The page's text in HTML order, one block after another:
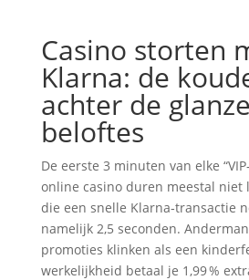
Casino storten
Klarna: de
achter de
beloftes
De eerste 3 minuten van elke
online casino duren meestal niet
die een snelle Klarna‑transactie
namelijk 2,5 seconden.
promoties klinken als een
werkelijkheid betaal je 1,99 %